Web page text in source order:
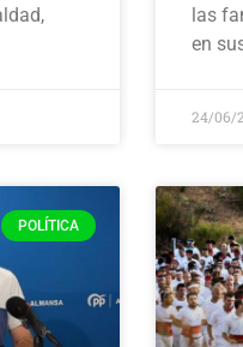
las
en
24/06/
POLÍTICA